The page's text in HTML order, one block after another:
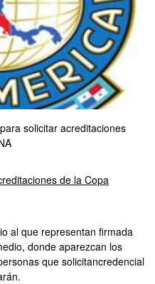
solicitar acreditaciones
de la Copa
al que representan firmada
donde aparezcan los
que solicitancredencial